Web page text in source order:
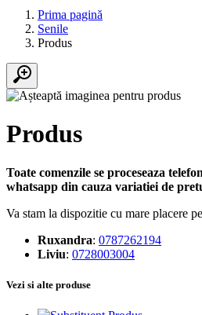
Prima pagină
Senile
Produs
Produs
Toate comenzile se proceseaza
whatsapp din cauza variatiei de
Va stam la dispozitie cu mare placere
Ruxandra: 0787262194
Liviu: 0728003004
Vezi si alte produse